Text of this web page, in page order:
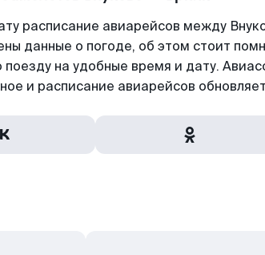
расписание авиарейсов между
данные о погоде, об этом стоит
поезду на удобные время и дату.
и расписание авиарейсов